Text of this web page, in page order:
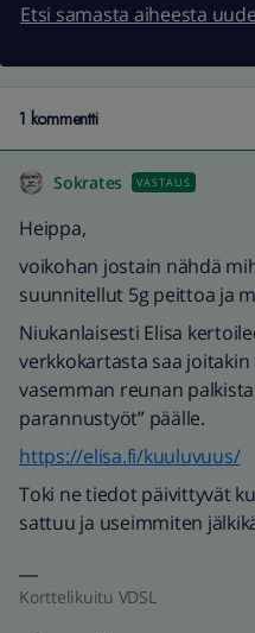
Etsi samasta aiheesta
1 kommentti
Sokrates VASTAUS
Heippa,
voikohan jostain nähdä
suunnitellut 5g peittoa ja
Niukanlaisesti Elisa
verkkokartasta saa joitakin
vasemman reunan
parannustyöt” päälle.
https://elisa.fi/kuuluvuus/
Toki ne tiedot päivittyvät
sattuu ja useimmiten
Korttelikuitu VDSL